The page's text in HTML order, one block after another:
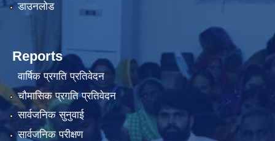
डाउनलोड
Reports
वार्षिक प्रगति प्रतिवेदन
चौमासिक प्रगति प्रतिवेदन
सार्वजनिक सुनुवाई
सार्वजनिक परीक्षण